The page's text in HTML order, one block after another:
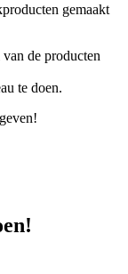
gemaakt
de producten
te doen.